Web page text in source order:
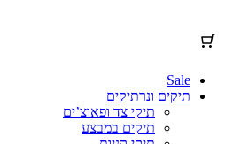
Sale
תיקים ונרתיקים
תיקי צד ופאוצ’ים
תיקים במבצע